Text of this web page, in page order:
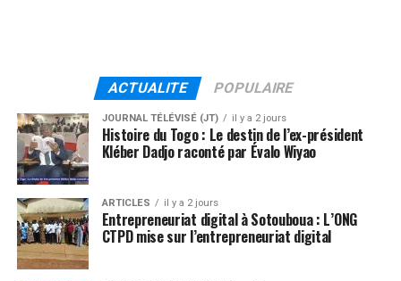
ACTUALITE POPULAIRE
JOURNAL TÉLÉVISÉ (JT) il y a 2 jours
Histoire du Togo : Le destin de l’ex-président
Kléber Dadjo raconté par Évalo Wiyao
ARTICLES il y a 2 jours
Entrepreneuriat digital à Sotouboua : L’ONG
CTPD mise sur l’entrepreneuriat digital